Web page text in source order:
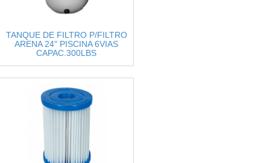
TANQUE DE FILTRO P/FILTRO
ARENA 24" PISCINA 6VIAS
CAPAC.300LBS